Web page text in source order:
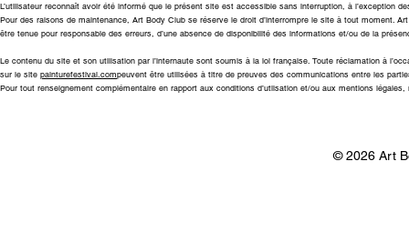
L’utilisateur reconnaît avoir été informé que le présent site est accessible sans interruption, à
Pour des raisons de maintenance, Art Body Club se réserve le droit d’interrompre le site à tout
être tenue pour responsable des erreurs, d’une absence de disponibilité des informations et/ou de la
Le contenu du site et son utilisation par l’internaute sont soumis à la loi française. Toute réclamation à
sur le site painturefestival.compeuvent être utilisées à titre de preuves des communications entre les
Pour tout renseignement complémentaire en rapport aux conditions d’utlisation et/ou aux mentions
© 2026 Art